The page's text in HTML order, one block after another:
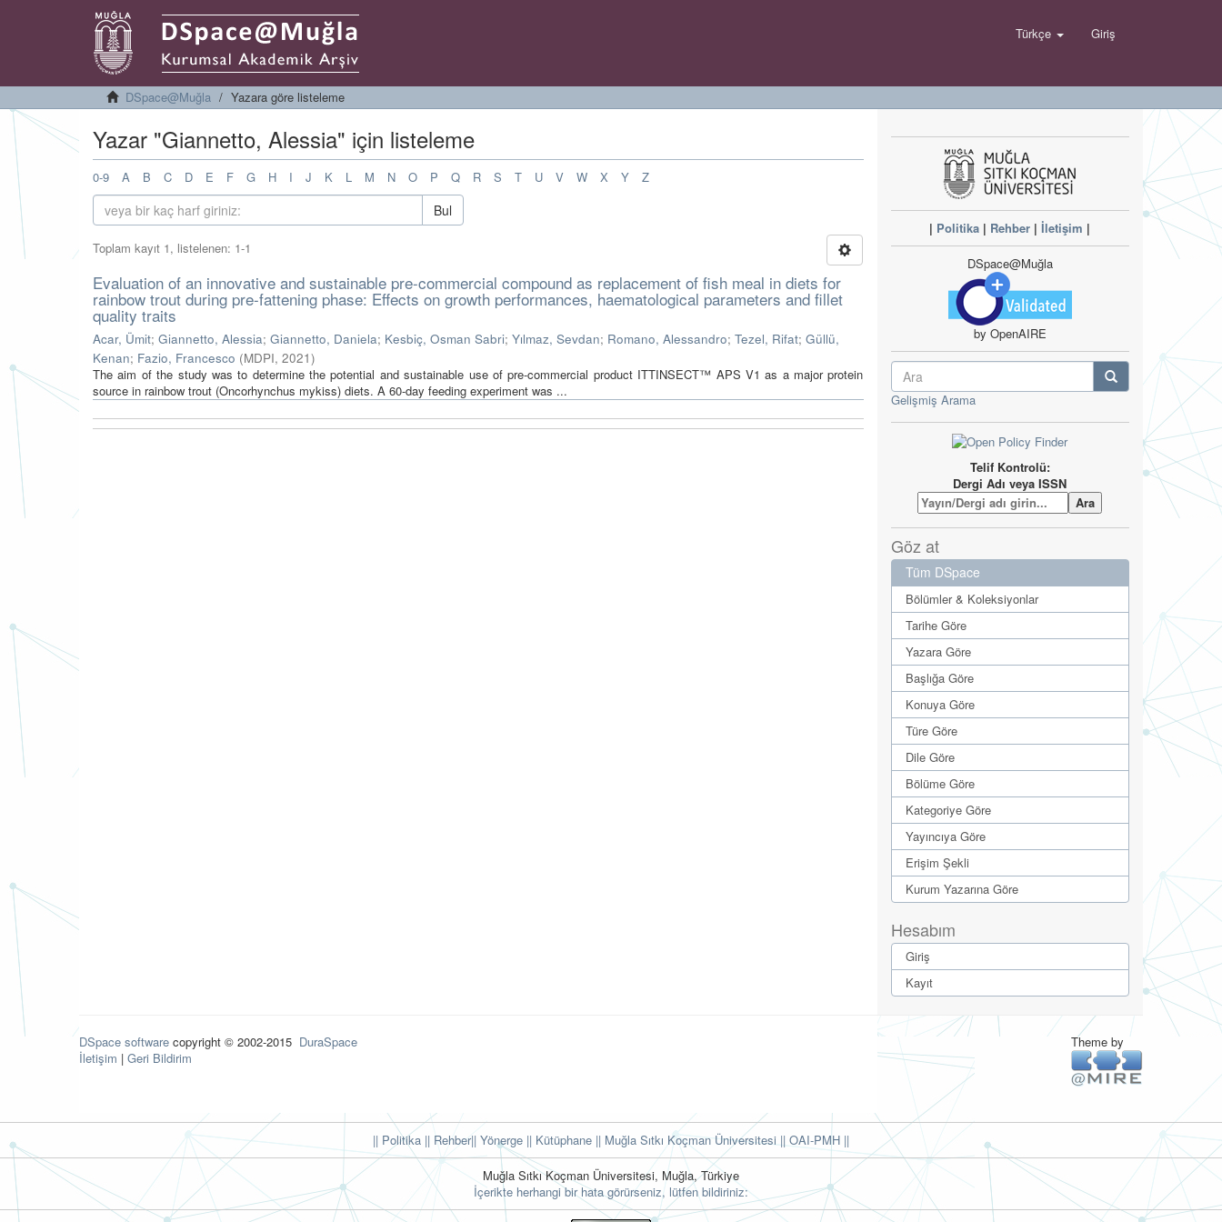
Türkçe Giriş
DSpace@Muğla Yazara göre listeleme
Yazar "Giannetto, Alessia" için listeleme
0-9 A B C D E F G H I J K L M N O P Q R S T U V W X Y Z
Bul
Toplam kayıt 1, listelenen: 1-1
Evaluation of an innovative and sustainable pre-commercial compound as replacement of fish meal in diets for
rainbow trout during pre-fattening phase: Effects on growth performances, haematological parameters and fillet
quality traits
Acar, Ümit; Giannetto, Alessia; Giannetto, Daniela; Kesbiç, Osman Sabri; Yılmaz, Sevdan; Romano, Alessandro; Tezel, Rifat; Güllü,
Kenan; Fazio, Francesco (MDPI, 2021)
The aim of the study was to determine the potential and sustainable use of pre-commercial product ITTINSECT™ APS V1 as a major protein
source in rainbow trout (Oncorhynchus mykiss) diets. A 60-day feeding experiment was ...
| Politika | Rehber |İletişim |
DSpace@Muğla
by OpenAIRE
Gelişmiş Arama
Telif Kontrolü:
Dergi Adı veya ISSN
Göz at
Tüm DSpace
Bölümler & Koleksiyonlar
Tarihe Göre
Yazara Göre
Başlığa Göre
Konuya Göre
Türe Göre
Dile Göre
Bölüme Göre
Kategoriye Göre
Yayıncıya Göre
Erişim Şekli
Kurum Yazarına Göre
Hesabım
Giriş
Kayıt
DSpace software copyright © 2002-2015 DuraSpace
İletişim | Geri Bildirim
Theme by
|| Politika || Rehber|| Yönerge || Kütüphane || Muğla Sıtkı Koçman Üniversitesi || OAI-PMH ||
Muğla Sıtkı Koçman Üniversitesi, Muğla, Türkiye
İçerikte herhangi bir hata görürseniz, lütfen bildiriniz: